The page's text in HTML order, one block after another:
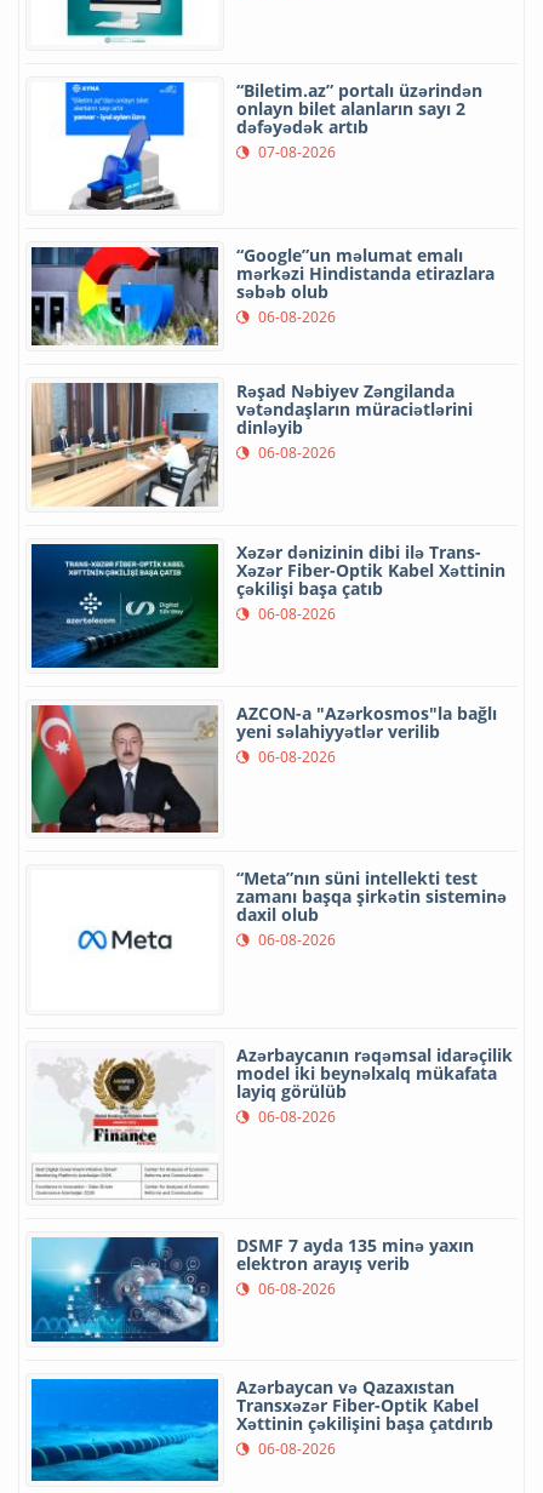
“Biletim.az” portalı üzərindən
onlayn bilet alanların sayı 2
dəfəyədək artıb
07-08-2026
“Google”un məlumat emalı
mərkəzi Hindistanda etirazlara
səbəb olub
06-08-2026
Rəşad Nəbiyev Zəngilanda
vətəndaşların müraciətlərini
dinləyib
06-08-2026
Xəzər dənizinin dibi ilə Trans-
Xəzər Fiber-Optik Kabel Xəttinin
çəkilişi başa çatıb
06-08-2026
AZCON-a "Azərkosmos"la bağlı
yeni səlahiyyətlər verilib
06-08-2026
“Meta”nın süni intellekti test
zamanı başqa şirkətin sisteminə
daxil olub
06-08-2026
Azərbaycanın rəqəmsal idarəçilik
model iki beynəlxalq mükafata
layiq görülüb
06-08-2026
DSMF 7 ayda 135 minə yaxın
elektron arayış verib
06-08-2026
Azərbaycan və Qazaxıstan
Transxəzər Fiber-Optik Kabel
Xəttinin çəkilişini başa çatdırıb
06-08-2026